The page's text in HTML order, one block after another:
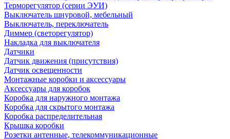
Терморегулятор (серии ЭУИ)
Выключатель шнуровой, мебельный
Выключатель, переключатель
Диммер (светорегулятор)
Накладка для выключателя
Датчики
Датчик движения (присутствия)
Датчик освещенности
Монтажные коробки и аксессуары
Аксессуары для коробок
Коробка для наружного монтажа
Коробка для скрытого монтажа
Коробка распределительная
Крышка коробки
Розетки антенные, телекоммуникационные